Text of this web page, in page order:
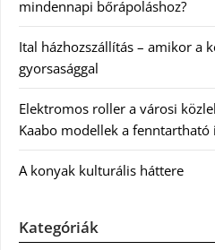
mindennapi bőrápoláshoz?
Ital házhozszállítás – amikor a
gyorsasággal
Elektromos roller a városi
Kaabo modellek a fenntartható
A konyak kulturális háttere
Kategóriák